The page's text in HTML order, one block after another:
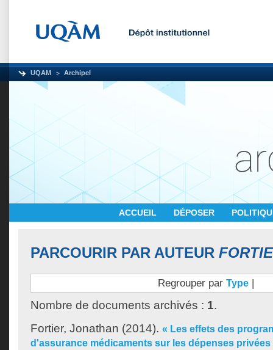
UQAM Archipel
ACCUEIL DÉPOSER
PARCOURIR PAR AUTEUR
Regrouper par Type |
Nombre de documents archivés : 1.
Fortier, Jonathan (2014). « Les effets des
d'assurance médicaments sur les dépenses privées